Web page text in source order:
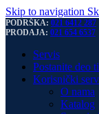
Skip to navigation
PODRŠKA: 021 6412 287
PRODAJA: 021 654 6537
Servis
Postanite deo
Korisnički
O nama
Katalog